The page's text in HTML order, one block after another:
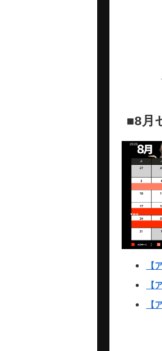
■8月
【
【
【